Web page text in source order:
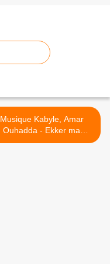
Musique Kabyle, Amar
Ouhadda - Ekker ma
tsedhudh >